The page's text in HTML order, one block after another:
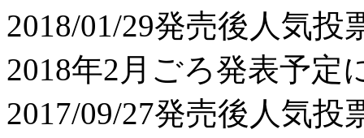
2018/01/29発売後人気投
2018年2月ごろ発表予定
2017/09/27発売後人気投